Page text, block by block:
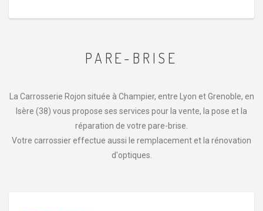
PARE-BRISE
La Carrosserie Rojon située à Champier, entre Lyon et Grenoble, en
Isère (38) vous propose ses services pour la vente, la pose et la
réparation de votre pare-brise.
Votre carrossier effectue aussi le remplacement et la rénovation
d'optiques.